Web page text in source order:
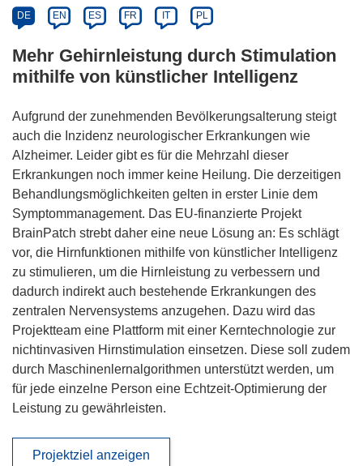
DE EN ES FR IT PL
Mehr Gehirnleistung durch Stimulation
mithilfe von künstlicher Intelligenz
Aufgrund der zunehmenden Bevölkerungsalterung steigt
auch die Inzidenz neurologischer Erkrankungen wie
Alzheimer. Leider gibt es für die Mehrzahl dieser
Erkrankungen noch immer keine Heilung. Die derzeitigen
Behandlungsmöglichkeiten gelten in erster Linie dem
Symptommanagement. Das EU-finanzierte Projekt
BrainPatch strebt daher eine neue Lösung an: Es schlägt
vor, die Hirnfunktionen mithilfe von künstlicher Intelligenz
zu stimulieren, um die Hirnleistung zu verbessern und
dadurch indirekt auch bestehende Erkrankungen des
zentralen Nervensystems anzugehen. Dazu wird das
Projektteam eine Plattform mit einer Kerntechnologie zur
nichtinvasiven Hirnstimulation einsetzen. Diese soll zudem
durch Maschinenlernalgorithmen unterstützt werden, um
für jede einzelne Person eine Echtzeit-Optimierung der
Leistung zu gewährleisten.
Projektziel anzeigen